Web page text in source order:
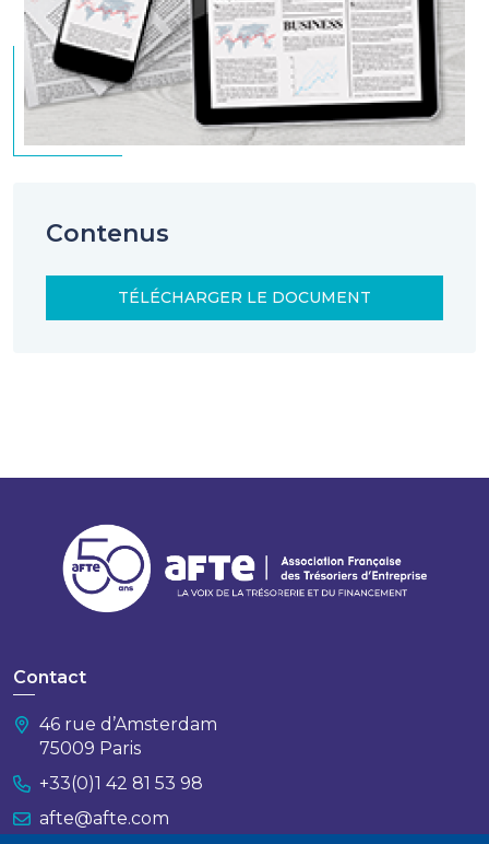
Contenus
TÉLÉCHARGER LE DOCUMENT
Contact
46 rue d’Amsterdam
75009 Paris
+33(0)1 42 81 53 98
afte@afte.com